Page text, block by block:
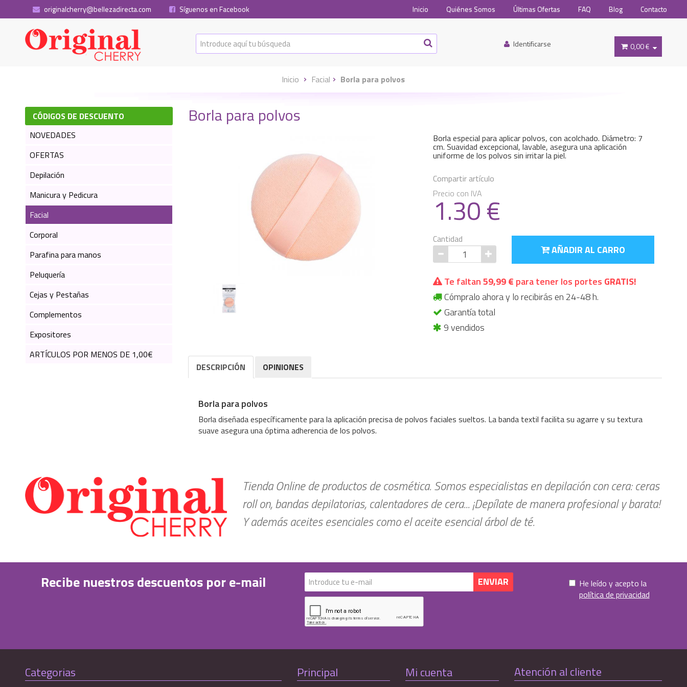
originalcherry@bellezadirecta.com Síguenos en Facebook Inicio Quiénes Somos Últimas Ofertas FAQ Blog Contacto
Identificarse 0,00 €
Inicio Facial Borla para polvos
CÓDIGOS DE DESCUENTO
NOVEDADES
OFERTAS
Depilación
Manicura y Pedicura
Facial
Corporal
Parafina para manos
Peluquería
Cejas y Pestañas
Complementos
Expositores
ARTÍCULOS POR MENOS DE 1,00€
Borla para polvos
Borla especial para aplicar polvos, con acolchado. Diámetro: 7
cm. Suavidad excepcional, lavable, asegura una aplicación
uniforme de los polvos sin irritar la piel.
Compartir artículo
Precio con IVA
1.30€
Cantidad
AÑADIR AL CARRO
Te faltan59,99 € para tener los portes GRATIS!
Cómpralo ahora y lo recibirás en 24-48 h.
Garantía total
9 vendidos
DESCRIPCIÓN OPINIONES
Borla para polvos
Borla diseñada específicamente para la aplicación precisa de polvos faciales sueltos. La banda textil facilita su agarre y su textura
suave asegura una óptima adherencia de los polvos.
Tienda Online de productos de cosmética. Somos especialistas en depilación con cera: ceras
roll on, bandas depilatorias, calentadores de cera... ¡Depílate de manera profesional y barata!
Y además aceites esenciales como el aceite esencial árbol de té.
Recibe nuestros descuentos por e-mail
He leído y acepto la
política de privacidad
Categorias Principal Mi cuenta Atención al cliente